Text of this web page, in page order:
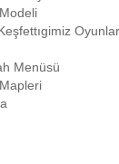
Oyunlar..
Menüsü